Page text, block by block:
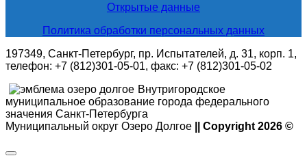
Открытые данные
Политика обработки персональных данных
197349, Санкт-Петербург, пр. Испытателей, д. 31, корп. 1,
телефон: +7 (812)301-05-01, факс: +7 (812)301-05-02
Внутригородское
муниципальное образование города федерального
значения Санкт-Петербурга
Муниципальный округ Озеро Долгое
|| Copyright 2026 ©